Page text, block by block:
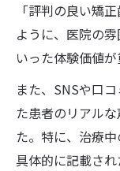
「評判の良い矯
ように、医院の
いった体験価値が
また、SNSや口
た患者のリアル
た。特に、治療
具体的に記載さ